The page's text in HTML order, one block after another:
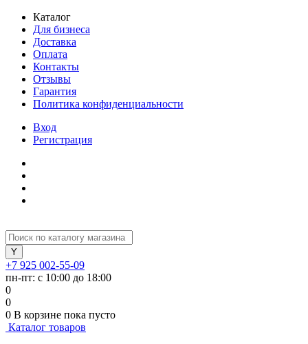
Каталог
Для бизнеса
Доставка
Оплата
Контакты
Отзывы
Гарантия
Политика конфиденциальности
Вход
Регистрация
+7 925 002-55-09
пн-пт: с 10:00 до 18:00
0
0
0 В корзине пока пусто
Каталог товаров